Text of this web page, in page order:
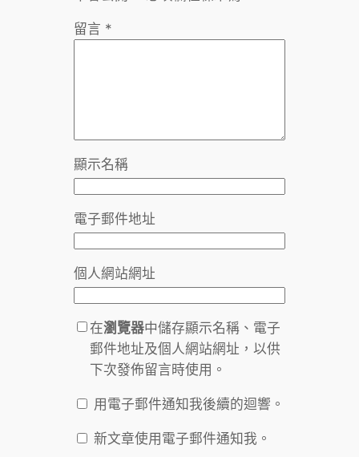
留言 *
顯示名稱
電子郵件地址
個人網站網址
在瀏覽器中儲存顯示名稱、電子
郵件地址及個人網站網址，以供
下次發佈留言時使用。
用電子郵件通知我後續的迴響。
新文章使用電子郵件通知我。